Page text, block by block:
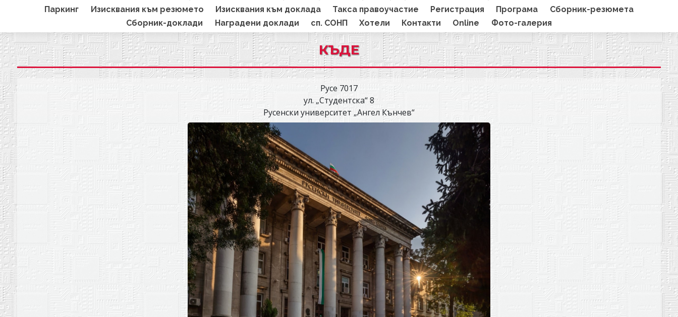
Паркинг
Изисквания към резюмето Изисквания към доклада Такса правоучастие Регистрация Програма
Сборник-резюмета
Сборник-доклади
Наградени доклади сп. СОНП Хотели Контакти Online Фото-галерия
КЪДЕ
Русе 7017
ул. „Студентска“ 8
Русенски университет „Ангел Кънчев“